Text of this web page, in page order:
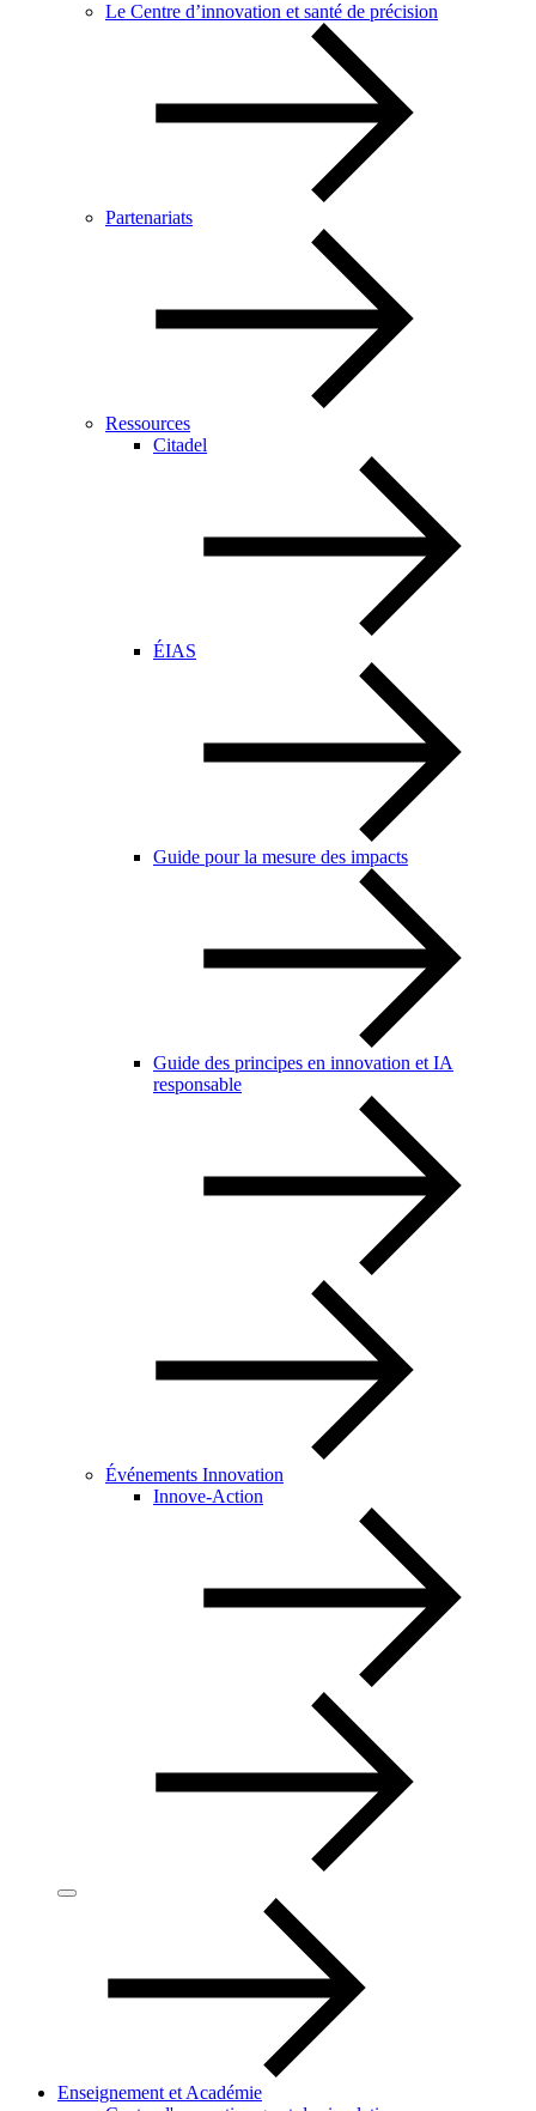
Le Centre d’innovation et santé de précision
Partenariats
Ressources
Citadel
ÉIAS
Guide pour la mesure des impacts
Guide des principes en innovation et IA
responsable
Événements Innovation
Innove-Action
Enseignement et Académie